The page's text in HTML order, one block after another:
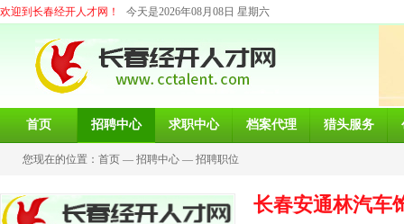
欢迎到长春经开人才网！ 今天是2026年08月08日 星期六
首页 招聘中心 求职中心 档案代理 猎头服务
您现在的位置： 首页 — 招聘中心 — 招聘职位
长春安通林汽车